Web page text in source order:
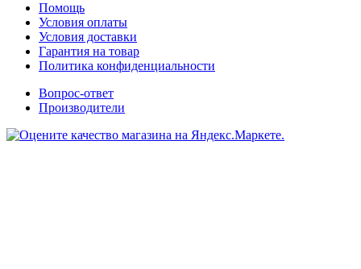
Помощь
Условия оплаты
Условия доставки
Гарантия на товар
Политика конфиденциальности
Вопрос-ответ
Производители